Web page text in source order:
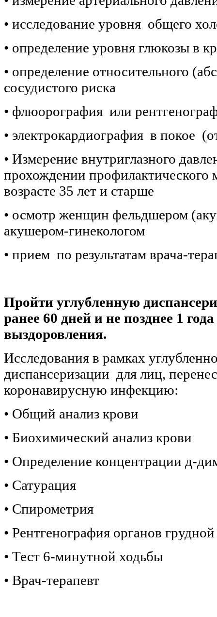
• исследование уровня общего
• определение уровня глюкозы в
• определение относительного
сосудистого риска
• флюорография или
• электрокардиография в покое
• Измерение внутриглазного
прохождении профилактического
возрасте 35 лет и старше
• осмотр женщин фельдшером
акушером-гинекологом
• прием по результатам врача-
Пройти углубленную
ранее 60 дней и не позднее 1
выздоровления.
Исследования в рамках
диспансеризации для лиц,
коронавирусную инфекцию:
• Общий анализ крови
• Биохимический анализ крови
• Определение концентрации д-
• Сатурация
• Спирометрия
• Рентгенография органов
• Тест 6-минутной ходьбы
• Врач-терапевт